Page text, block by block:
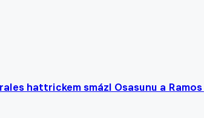
hattrickem smázl Osasunu a